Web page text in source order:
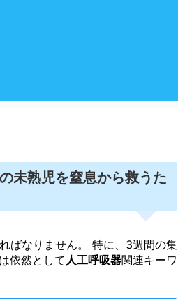
未熟児を窒息から救うた
ばなりません。 特に、3週間の集
依然として 人工呼吸器関連キーワ